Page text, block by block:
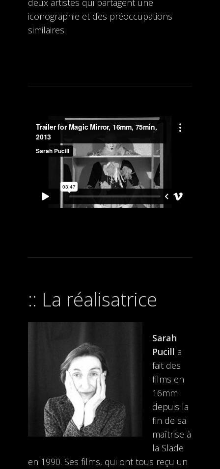
deux artistes qui partagent une
iconographie et des préoccupations
similaires.
La réalisatrice
Sarah
Pucill a
fait des
films en
16mm
depuis la
fin de sa
maîtrise à
la Slade
en 1990. Ses films, qui ont tous reçu un